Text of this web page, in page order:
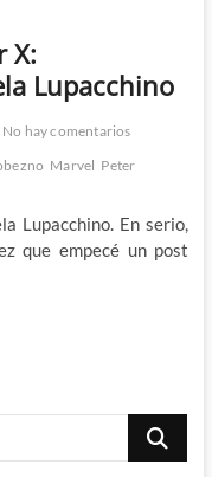
X:
Lupacchino
No hay comentarios
Marvel Peter
Lupacchino. En serio,
que empecé un post
Buscar